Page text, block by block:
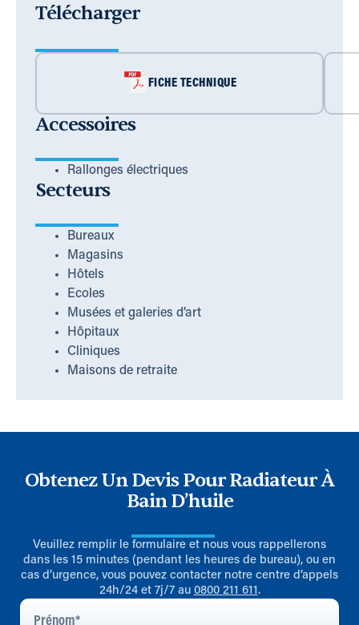
Télécharger
FICHE TECHNIQUE
Accessoires
Rallonges électriques
Secteurs
Bureaux
Magasins
Hôtels
Ecoles
Musées et galeries d’art
Hôpitaux
Cliniques
Maisons de retraite
Obtenez Un Devis Pour Radiateur À
Bain D’huile
Veuillez remplir le formulaire et nous vous rappellerons
dans les 15 minutes (pendant les heures de bureau), ou en
cas d’urgence, vous pouvez contacter notre centre d’appels
24h/24 et 7j/7 au 0800 211 611.
Prénom